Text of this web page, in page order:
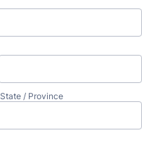
State / Province